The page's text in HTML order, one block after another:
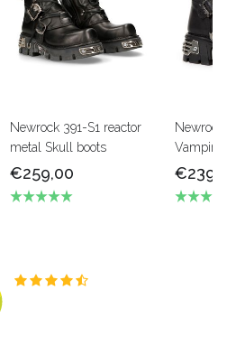
Newrock 391-S1 reactor
metal Skull boots
€259,00
Vampire